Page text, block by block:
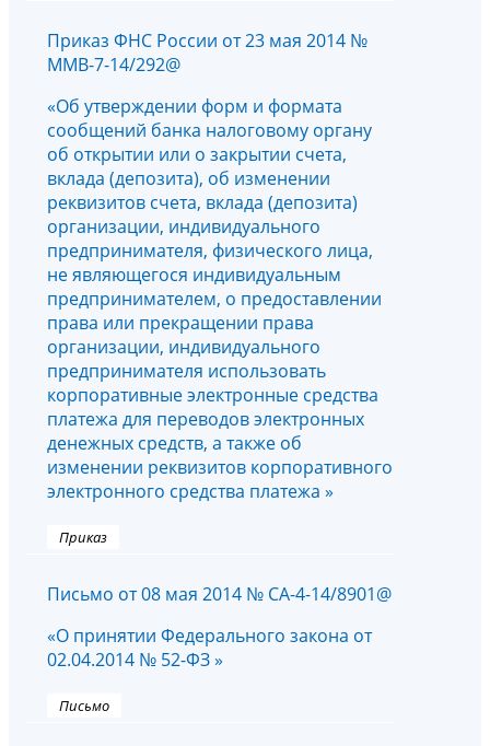
Приказ ФНС России от 23 мая 2014 №
ММВ-7-14/292@
«Об утверждении форм и формата
сообщений банка налоговому органу
об открытии или о закрытии счета,
вклада (депозита), об изменении
реквизитов счета, вклада (депозита)
организации, индивидуального
предпринимателя, физического лица,
не являющегося индивидуальным
предпринимателем, о предоставлении
права или прекращении права
организации, индивидуального
предпринимателя использовать
корпоративные электронные средства
платежа для переводов электронных
денежных средств, а также об
изменении реквизитов корпоративного
электронного средства платежа »
Приказ
Письмо от 08 мая 2014 № СА-4-14/8901@
«О принятии Федерального закона от
02.04.2014 № 52-ФЗ »
Письмо